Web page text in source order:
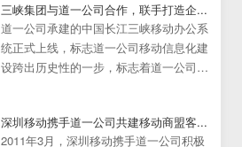
三峡集团与道一公司合作，联手打造企...
道一公司承建的中国长江三峡移动办公系
统正式上线，标志道一公司移动信息化建
设跨出历史性的一步，标志着道一公司移
深圳移动携手道一公司共建移动商盟客...
2011年3月，深圳移动携手道一公司积极